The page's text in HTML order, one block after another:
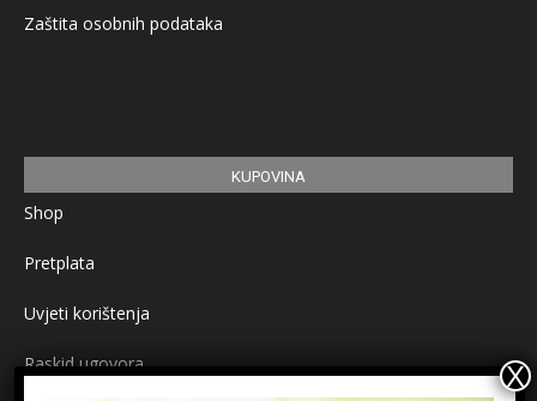
Zaštita osobnih podataka
KUPOVINA
Shop
Pretplata
Uvjeti korištenja
Raskid ugovora